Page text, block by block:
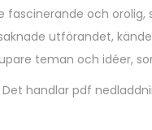
och
utförandet,
teman och idéer,
handlar pdf